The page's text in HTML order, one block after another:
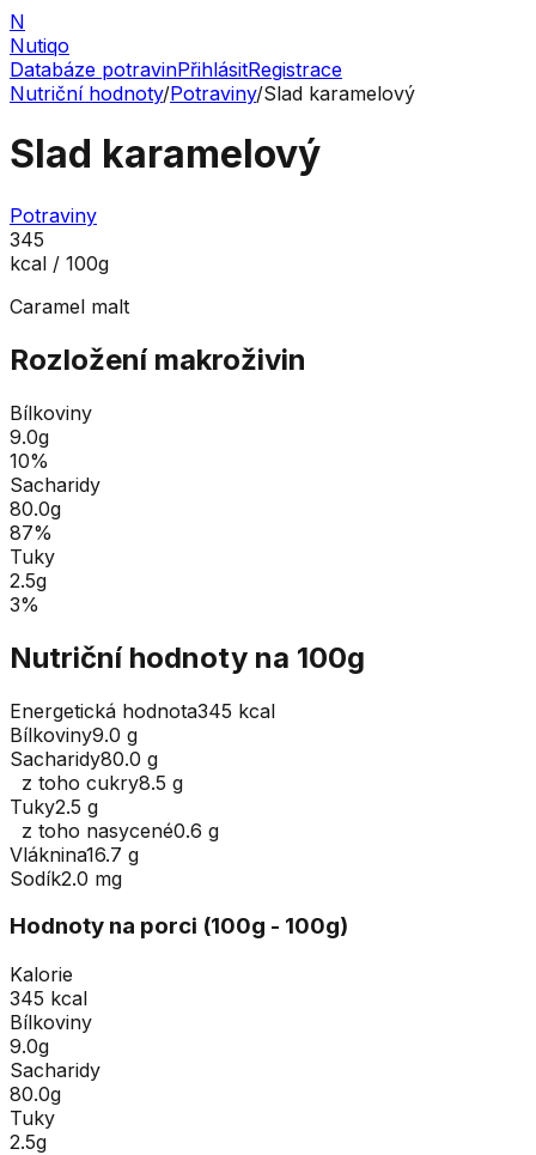
N
Nutiqo
Databáze potravinPřihlásitRegistrace
Nutriční hodnoty/Potraviny/Slad karamelový
Slad karamelový
Potraviny
345
kcal / 100g
Caramel malt
Rozložení makroživin
Bílkoviny
9.0g
10%
Sacharidy
80.0g
87%
Tuky
2.5g
3%
Nutriční hodnoty na 100g
Energetická hodnota345 kcal
Bílkoviny9.0 g
Sacharidy80.0 g
z toho cukry8.5 g
Tuky2.5 g
z toho nasycené0.6 g
Vláknina16.7 g
Sodík2.0 mg
Hodnoty na porci (100g - 100g)
Kalorie
345 kcal
Bílkoviny
9.0g
Sacharidy
80.0g
Tuky
2.5g